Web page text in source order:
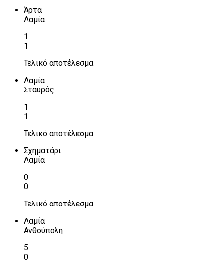
Άρτα
Λαμία
1
1
Τελικό αποτέλεσμα
Λαμία
Σταυρός
1
1
Τελικό αποτέλεσμα
Σχηματάρι
Λαμία
0
0
Τελικό αποτέλεσμα
Λαμία
Ανθούπολη
5
0